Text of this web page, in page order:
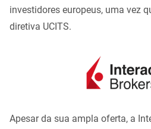
investidores europeus, uma vez
diretiva UCITS.
Apesar da sua ampla oferta, a